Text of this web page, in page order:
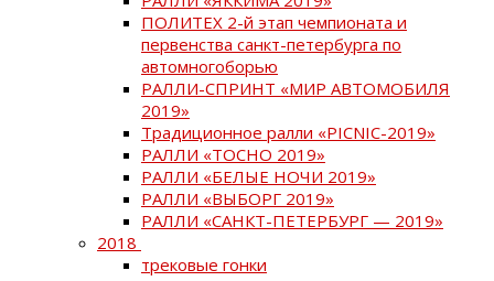
ПОЛИТЕХ 2-й этап чемпионата и
первенства санкт-петербурга по
автомногоборью
РАЛЛИ-СПРИНТ «МИР АВТОМОБИЛЯ
2019»
Традиционное ралли «PICNIC-2019»
РАЛЛИ «ТОСНО 2019»
РАЛЛИ «БЕЛЫЕ НОЧИ 2019»
РАЛЛИ «ВЫБОРГ 2019»
РАЛЛИ «САНКТ-ПЕТЕРБУРГ — 2019»
2018
трековые гонки